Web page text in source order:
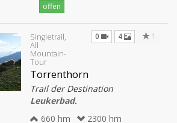
offen
Singletrail,
All
Mountain-
Tour
0 4 1
Torrenthorn
Trail der Destination
Leukerbad.
660 hm
2300 hm